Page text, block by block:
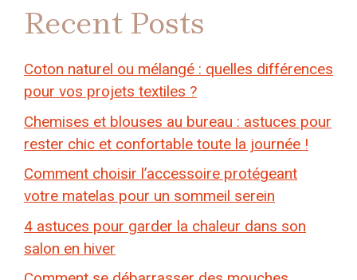
Recent Posts
Coton naturel ou mélangé : quelles différences
pour vos projets textiles ?
Chemises et blouses au bureau : astuces pour
rester chic et confortable toute la journée !
Comment choisir l’accessoire protégeant
votre matelas pour un sommeil serein
4 astuces pour garder la chaleur dans son
salon en hiver